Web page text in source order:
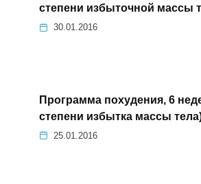
степени избыточной массы
30.01.2016
Программа похудения, 6
степени избытка массы
25.01.2016